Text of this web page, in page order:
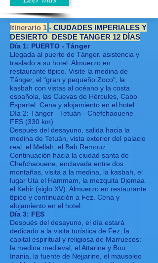
Itinerario 1 - CIUDADES IMPERIALES Y
DESIERTO DESDE TANGER 12 DÍAS
Día 1: PUERTO - Tánger
Llegada al puerto de Tánger. asistencia y
traslado a su hotel. Almuerzo en
restaurante típico. Visite la medina de
Tánger, el "gran y pequeño Zoco", la
kasbah con vistas al océano y la costa
española, las Cuevas de Hércules, Cabo
Espartel. Cena y alojamiento en el hotel.
Día 2: Tánger - Tetuán - Chefchaouene -
FES (330 km)
Después del desayuno, salida hacia la
medina de Tetuán, vista exterior del palacio
real, el Mellah, el Bab Remouz.
Continuación hacia la ciudad santa de
Chefchaouene, enclavada entre dos
montañas, visita a la medina, la kasbah, el
lugar Uta el Hammam, la mezquita Djemaa
el Kebir (siglo XV). Almuerzo en restaurante
típico y continuación a Fez. Cena y
alojamiento en el hotel.
Día 3: FES
Después del desayuno, el día estará
dedicado a la visita turística de Fez, la
capital espiritual y religiosa de Marruecos:
la medina medieval, el Attarine y Bou
Inania, la fuente de Nejjarine, el mausoleo